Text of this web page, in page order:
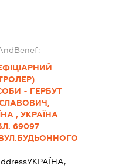
- ГЕРБУТ
, УКРАЇНА
69097
УКРАЇНА,